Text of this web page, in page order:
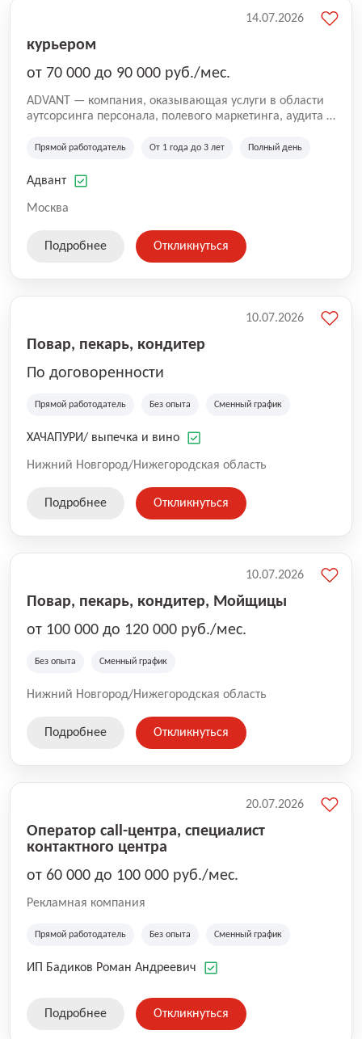
курьером
от 70 000 до 90 000 руб./мес.
ADVANT — компания, оказывающая услуги в области
аутсорсинга персонала, полевого маркетинга, аудита и
региональных клиентов. Мы работаем на рынке с
Казахстана и Беларуси, сотрудничая с компаниями из
Прямой работодатель От 1 года до 3 лет Полный день
Адвант
Москва
14.07.2026
Подробнее Откликнуться
Повар, пекарь, кондитер
По договоренности
Прямой работодатель Без опыта Сменный график
ХАЧАПУРИ/ выпечка и вино
Нижний Новгород/Нижегородская область
10.07.2026
Подробнее Откликнуться
Повар, пекарь, кондитер, Мойщицы
от 100 000 до 120 000 руб./мес.
Без опыта Сменный график
Нижний Новгород/Нижегородская область
10.07.2026
Подробнее Откликнуться
Оператор call-центра, специалист
контактного центра
от 60 000 до 100 000 руб./мес.
Рекламная компания
Прямой работодатель Без опыта Сменный график
ИП Бадиков Роман Андреевич
20.07.2026
Подробнее Откликнуться